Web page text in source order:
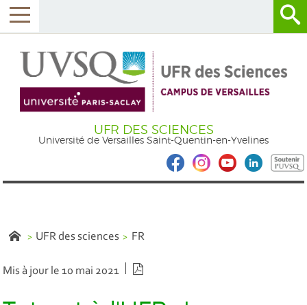
UFR DES SCIENCES
Université de Versailles Saint-Quentin-en-Yvelines
UFR des sciences FR
Mis à jour le 10 mai 2021